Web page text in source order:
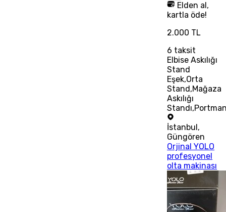
Elden al,
kartla öde!
2.000 TL
6 taksit
Elbise Askılığı
Stand
Eşek,Orta
Stand,Mağaza
Askılığı
İstanbul ,
Güngören
Orjinal YOLO
profesyonel
olta makinası